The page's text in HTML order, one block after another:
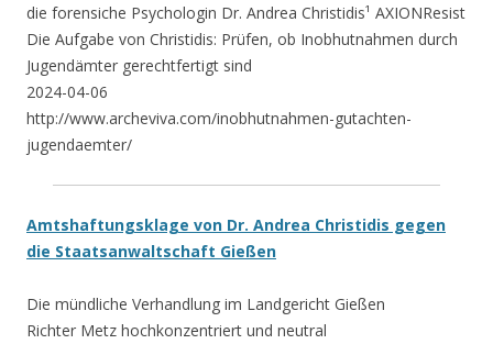
die forensiche Psychologin Dr. Andrea Christidis¹ AXIONResist
Die Aufgabe von Christidis: Prüfen, ob Inobhutnahmen durch
Jugendämter gerechtfertigt sind
2024-04-06
http://www.archeviva.com/inobhutnahmen-gutachten-
jugendaemter/
Amtshaftungsklage von Dr. Andrea Christidis gegen
die Staatsanwaltschaft Gießen
Die mündliche Verhandlung im Landgericht Gießen
Richter Metz hochkonzentriert und neutral